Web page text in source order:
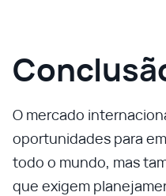
O mercado
oportunidades para
todo o mundo, mas
que exigem